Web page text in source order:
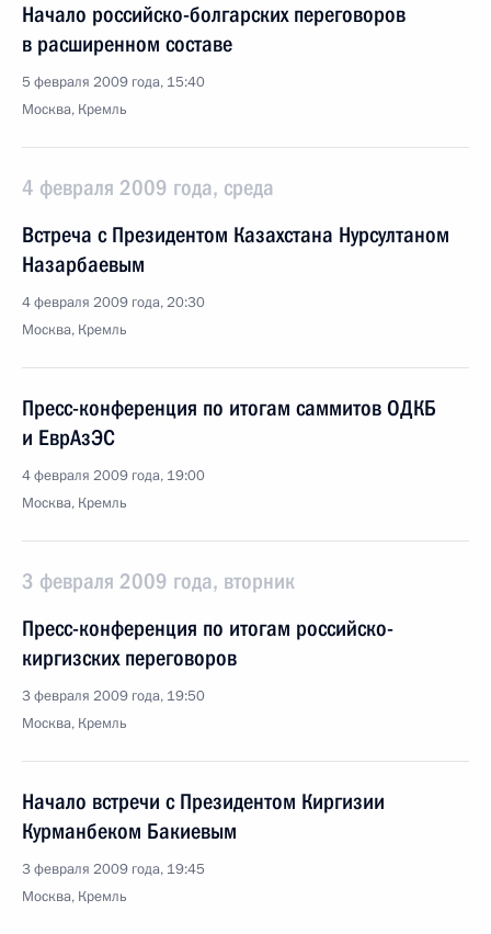
Начало российско-болгарских переговоров
в расширенном составе
5 февраля 2009 года, 15:40
Москва, Кремль
4 февраля 2009 года, среда
Встреча с Президентом Казахстана Нурсултаном
Назарбаевым
4 февраля 2009 года, 20:30
Москва, Кремль
Пресс-конференция по итогам саммитов ОДКБ
и ЕврАзЭС
4 февраля 2009 года, 19:00
Москва, Кремль
3 февраля 2009 года, вторник
Пресс-конференция по итогам российско-
киргизских переговоров
3 февраля 2009 года, 19:50
Москва, Кремль
Начало встречи с Президентом Киргизии
Курманбеком Бакиевым
3 февраля 2009 года, 19:45
Москва, Кремль